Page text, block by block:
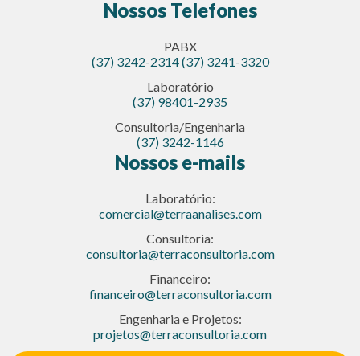
Nossos Telefones
PABX
(37) 3242-2314(37) 3241-3320
Laboratório
(37) 98401-2935
Consultoria/Engenharia
(37) 3242-1146
Nossos e-mails
Laboratório:
comercial@terraanalises.com
Consultoria:
consultoria@terraconsultoria.com
Financeiro:
financeiro@terraconsultoria.com
Engenharia e Projetos:
projetos@terraconsultoria.com